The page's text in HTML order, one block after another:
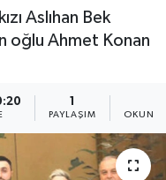
Aslıhan Bek
oğlu Ahmet Konan
1
PAYLAŞIM
Fikstür